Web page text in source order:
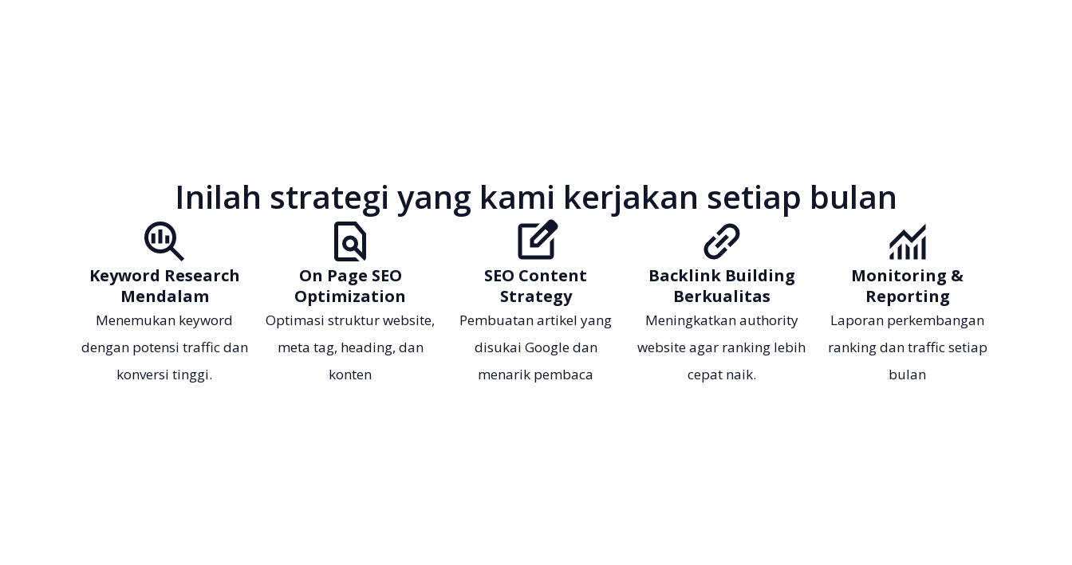
Inilah strategi yang kami kerjakan setiap bulan
Keyword Research
Mendalam
Menemukan keyword
dengan potensi traffic dan
konversi tinggi.
On Page SEO
Optimization
Optimasi struktur website,
meta tag, heading, dan
konten
SEO Content
Strategy
Pembuatan artikel yang
disukai Google dan
menarik pembaca
Backlink Building
Berkualitas
Meningkatkan authority
website agar ranking lebih
cepat naik.
Monitoring &
Reporting
Laporan perkembangan
ranking dan traffic setiap
bulan